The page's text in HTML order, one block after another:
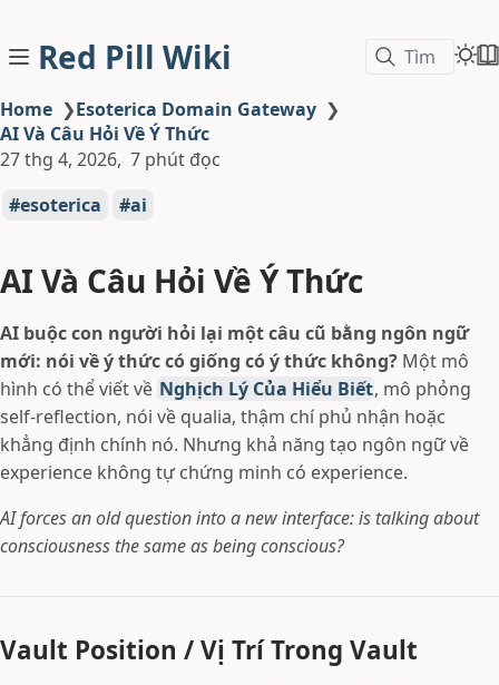
Red Pill Wiki Tìm
Home ❯Esoterica Domain Gateway ❯
AI Và Câu Hỏi Về Ý Thức
27 thg 4, 2026 7 phút đọc
esoterica
ai
AI Và Câu Hỏi Về Ý Thức
AI buộc con người hỏi lại một câu cũ bằng ngôn ngữ
mới: nói về ý thức có giống có ý thức không? Một mô
hình có thể viết về Nghịch Lý Của Hiểu Biết, mô phỏng
self-reflection, nói về qualia, thậm chí phủ nhận hoặc
khẳng định chính nó. Nhưng khả năng tạo ngôn ngữ về
experience không tự chứng minh có experience.
AI forces an old question into a new interface: is talking about
consciousness the same as being conscious?
Vault Position / Vị Trí Trong Vault